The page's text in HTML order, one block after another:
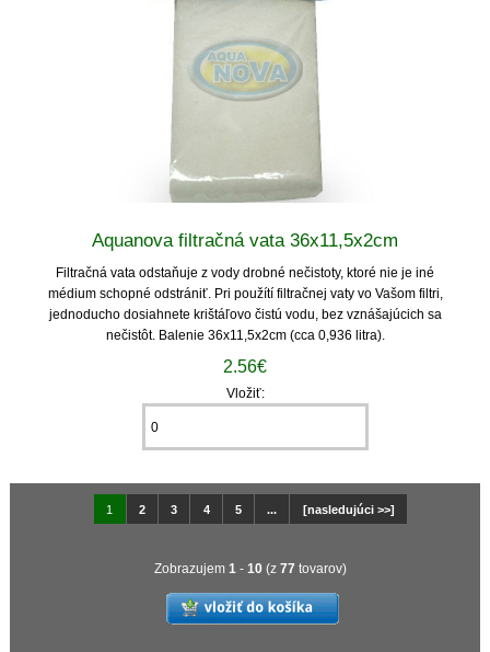
Aquanova filtračná vata 36x11,5x2cm
Filtračná vata odstaňuje z vody drobné nečistoty, ktoré nie je iné
médium schopné odstrániť. Pri použítí filtračnej vaty vo Vašom filtri,
jednoducho dosiahnete krištáľovo čistú vodu, bez vznášajúcich sa
nečistôt. Balenie 36x11,5x2cm (cca 0,936 litra).
2.56€
Vložiť:
1 2 3 4 5 ... [nasledujúci >>]
Zobrazujem 1 - 10 (z 77 tovarov)